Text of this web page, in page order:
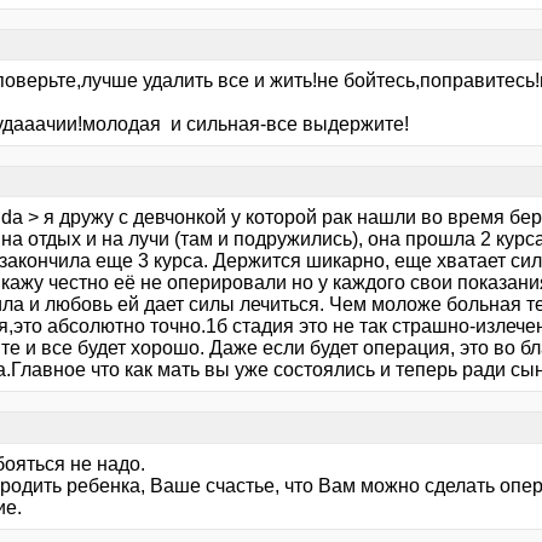
удалить все и жить!не
и сильная-все выдержите!
> я дружу с девчонкой у которой рак нашли во время
отдых и на лучи (там и подружились), она прошла 2
еще 3 курса. Держится шикарно, еще хватает
честно её не оперировали но у каждого свои
и любовь ей дает силы лечиться. Чем моложе больная
абсолютно точно.1б стадия это не так страшно-
и все будет хорошо. Даже если будет операция, это во
что как мать вы уже состоялись и теперь ради
не надо.
ребенка, Ваше счастье, что Вам можно сделать